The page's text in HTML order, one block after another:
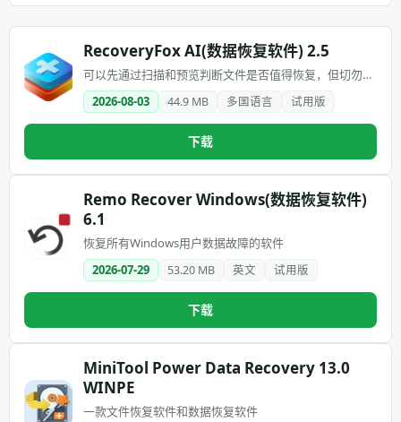
RecoveryFox AI(数据恢复软件) 2.5
可以先通过扫描和预览判断文件是否值得恢复，但切勿将
软件安装到丢失数据的磁盘
2026-08-03 44.9 MB 多国语言 试用版
下载
Remo Recover Windows(数据恢复软件)
6.1
恢复所有Windows用户数据故障的软件
2026-07-29
53.20 MB 英文 试用版
下载
MiniTool Power Data Recovery 13.0
WINPE
一款文件恢复软件和数据恢复软件